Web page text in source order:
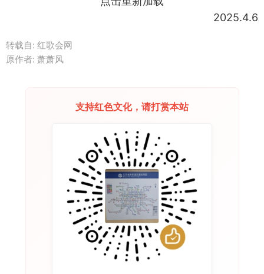
2025.4.6
转载自: 红歌会网
原作者: 萧萧风
支持红色文化，请打赏本站